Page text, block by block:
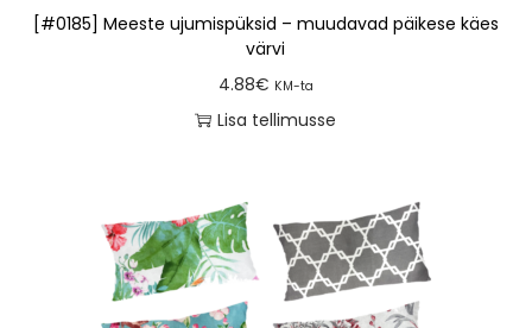
[#0185] Meeste ujumispüksid – muudavad päikese käes
värvi
4.88€ KM-ta
Lisa tellimusse